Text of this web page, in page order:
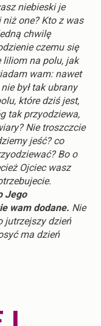
niebieski je
one? Kto z was
chwilę
czemu się
liliom na polu, jak
wam: nawet
był tak ubrany
które dziś jest,
tak przyodziewa,
Nie troszczcie
jeść? co
Bo o
Ojciec wasz
Jego
wam dodane. Nie
jutrzejszy dzień
ma dzień